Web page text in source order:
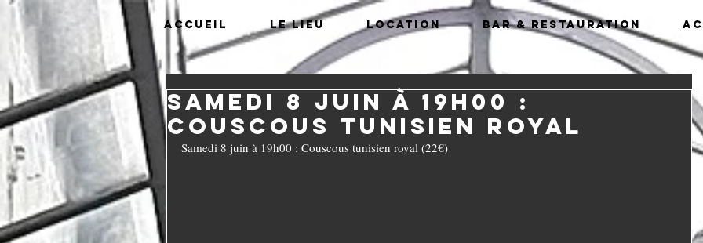
Accueil Le lieu Location Bar & Restauration
Samedi 8 juin à 19h00 :
Couscous tunisien royal
Samedi 8 juin à 19h00 : Couscous tunisien royal (22€)